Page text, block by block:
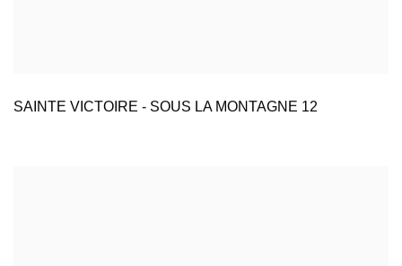
SAINTE VICTOIRE - SOUS LA MONTAGNE 12